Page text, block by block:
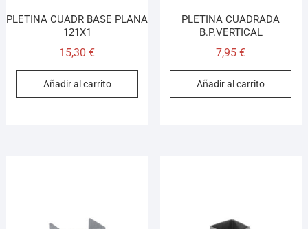
PLETINA CUADR BASE PLANA
121X1
15,30€
Añadir al carrito
PLETINA CUADRADA
B.P.VERTICAL
7,95€
Añadir al carrito